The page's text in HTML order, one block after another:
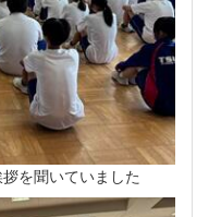
を聞いていました